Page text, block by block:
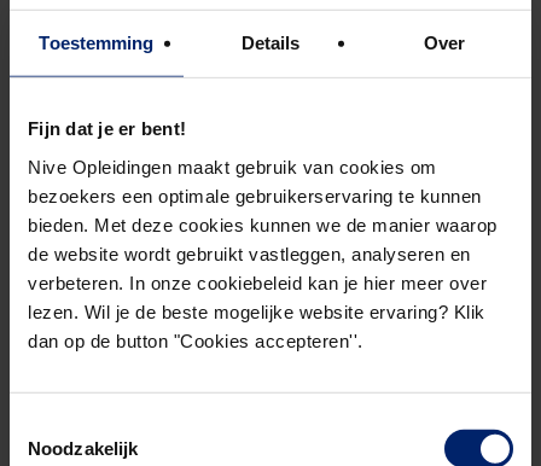
Toestemming Details Over
Fijn dat je er bent!
Nive Opleidingen maakt gebruik van cookies om
bezoekers een optimale gebruikerservaring te kunnen
bieden. Met deze cookies kunnen we de manier waarop
de website wordt gebruikt vastleggen, analyseren en
verbeteren. In onze cookiebeleid kan je hier meer over
lezen. Wil je de beste mogelijke website ervaring? Klik
dan op de button "Cookies accepteren''.
Noodzakelijk
lessen geven wij daarom ook ruim aandacht
hieraan.”
Diep leren als bouwsteen van
onze opleidingen
“Binnen NIVE zijn wij ervan overtuigd dat theorie,
vaardigheden en persoonlijke ontwikkeling de basis
vormen voor de ontwikkeling van een financial
professional en deze zijn ook in elke opleiding
bent of teamleider Controlling, de kunst van
samenwerken en beïnvloeden is iets dat je onder